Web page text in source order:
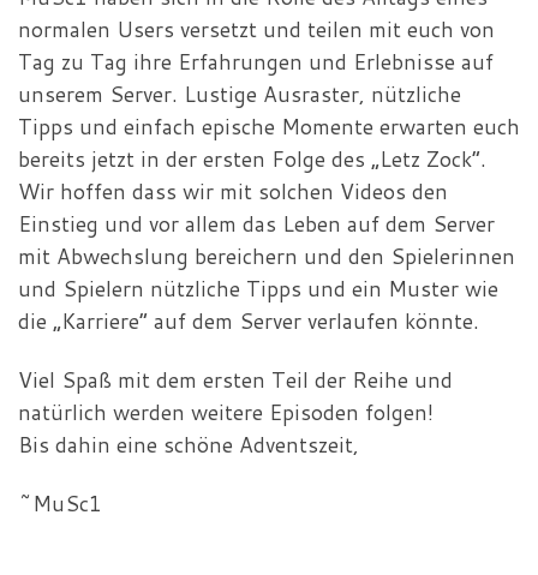
normalen Users versetzt und teilen mit euch von
Tag zu Tag ihre Erfahrungen und Erlebnisse auf
unserem Server. Lustige Ausraster, nützliche
Tipps und einfach epische Momente erwarten euch
bereits jetzt in der ersten Folge des „Letz Zock“.
Wir hoffen dass wir mit solchen Videos den
Einstieg und vor allem das Leben auf dem Server
mit Abwechslung bereichern und den Spielerinnen
und Spielern nützliche Tipps und ein Muster wie
die „Karriere“ auf dem Server verlaufen könnte.
Viel Spaß mit dem ersten Teil der Reihe und
natürlich werden weitere Episoden folgen!
Bis dahin eine schöne Adventszeit,
~MuSc1